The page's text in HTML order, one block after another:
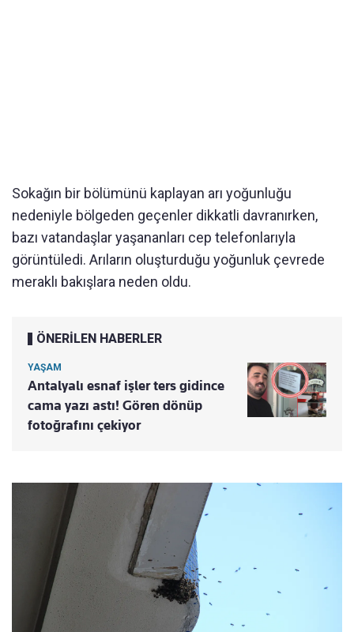
Sokağın bir bölümünü kaplayan arı yoğunluğu
nedeniyle bölgeden geçenler dikkatli davranırken,
bazı vatandaşlar yaşananları cep telefonlarıyla
görüntüledi. Arıların oluşturduğu yoğunluk çevrede
meraklı bakışlara neden oldu.
ÖNERİLEN HABERLER
YAŞAM
Antalyalı esnaf işler ters gidince
cama yazı astı! Gören dönüp
fotoğrafını çekiyor